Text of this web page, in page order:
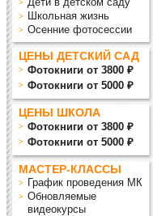
Школьная жизнь
Осенние фотосессии
ЦЕНЫ ДЕТСКИЙ САД
Фотокниги от 3800 ₽
Фотокниги от 5000 ₽
ЦЕНЫ ШКОЛА
Фотокниги от 3800 ₽
Фотокниги от 5000 ₽
МАСТЕР-КЛАССЫ
График проведения МК
Обновляемые
видеокурсы